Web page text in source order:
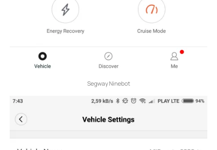
Segway Ninebot